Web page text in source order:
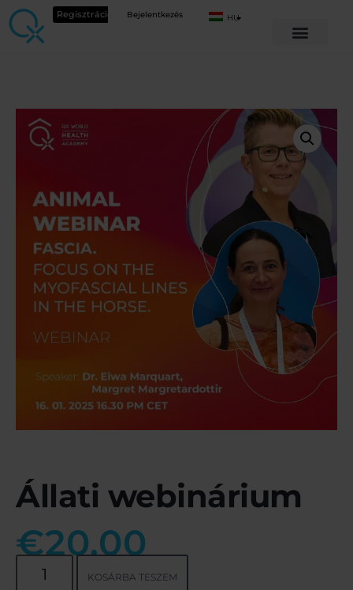
Regisztráció Bejelentkezés HU
Állati webinárium
€20.00
KOSÁRBA TESZEM